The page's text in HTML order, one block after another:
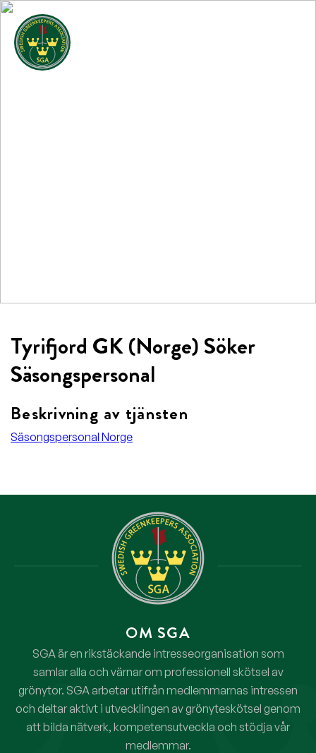
Tyrifjord GK (Norge) Söker
Säsongspersonal
Beskrivning av tjänsten
Säsongspersonal Norge
OM SGA
SGA är en rikstäckande intresseorganisation som
samlar alla och värnar om professionell skötsel av
grönytor. SGA arbetar utifrån medlemmarnas intressen
och deltar aktivt i utvecklingen av grönyteskötsel genom
att bilda nätverk, kompetensutveckla och stödja vår
medlemmar.